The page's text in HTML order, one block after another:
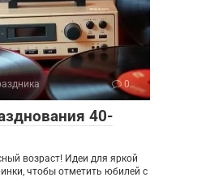
0
40-
возраст! Идеи для яркой
чтобы отметить юбилей с